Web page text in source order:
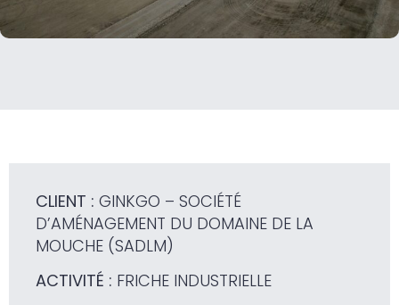
CLIENT : GINKGO – SOCIÉTÉ
D’AMÉNAGEMENT DU DOMAINE DE LA
MOUCHE (SADLM)
ACTIVITÉ : FRICHE INDUSTRIELLE